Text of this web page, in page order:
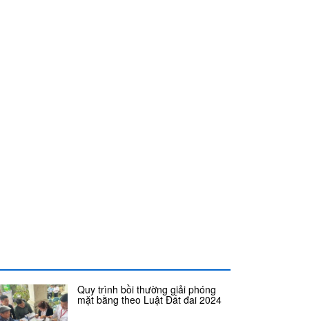
Quy trình bồi thường giải phóng
mặt bằng theo Luật Đất đai 2024